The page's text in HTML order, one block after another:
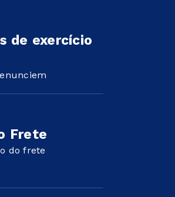
de exercício
Frete
do frete